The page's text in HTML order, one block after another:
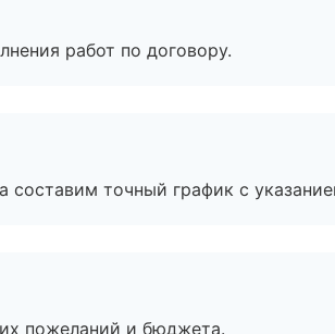
работ по договору.
точный график с
пожеланий и бюджета.